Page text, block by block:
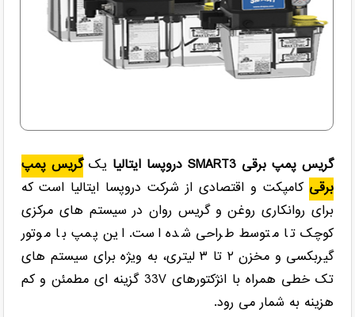
گریس پمپ برقی SMART3 دروپسا ایتالیا یکگریس پمپ
برقی کامپکت و اقتصادی از شرکت دروپسا ایتالیا است که
برای روانکاری روغن و گریس روان در سیستم های مرکزی
کوچک تا متوسط طراحی شده است. این پمپ با موتور
گیربکسی و مخزن ۲ تا ۳ لیتری، به ویژه برای سیستم های
تک خطی همراه با انژکتورهای 33V گزینه ای مطمئن و کم
هزینه به شمار می رود.